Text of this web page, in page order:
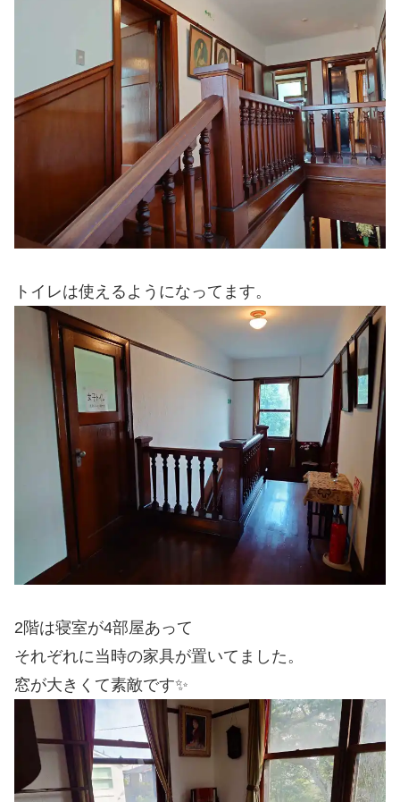
トイレは使えるようになってます。
2階は寝室が4部屋あって
それぞれに当時の家具が置いてました。
窓が大きくて素敵です✨